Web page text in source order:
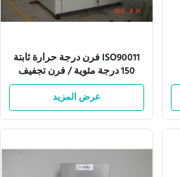
ISO90011 فرن درجة حرارة ثابتة
150 درجة مئوية / فرن تجفيف
كهربائي
عرض المزيد